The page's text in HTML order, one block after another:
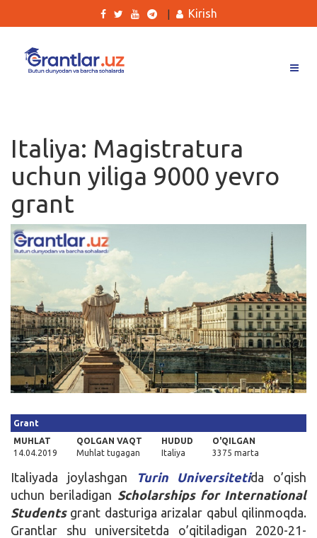
Ishlar
Kurslar
Blog
Yana
Qidirish
Kirish
Kirish
Italiya: Magistratura
uchun yiliga 9000 yevro
grant
Grant
MUHLAT
14.04.2019
QOLGAN VAQT
Muhlat tugagan
HUDUD
Italiya
O'QILGAN
3375 marta
Italiyada joylashgan Turin Universitetida o’qish
uchun beriladigan Scholarships for International
Studentsgrant dasturiga arizalar qabul qilinmoqda.
Grantlar shu universitetda o’qitiladigan 2020-21-